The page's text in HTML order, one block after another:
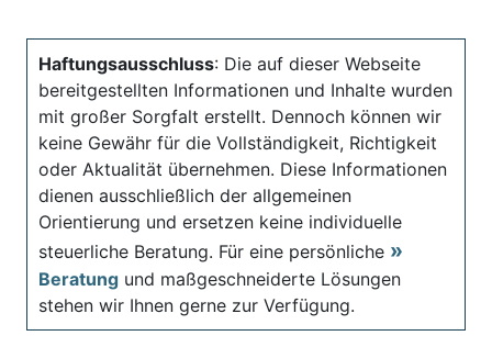
Haftungsausschluss: Die auf dieser Webseite
bereitgestellten Informationen und Inhalte wurden
mit großer Sorgfalt erstellt. Dennoch können wir
keine Gewähr für die Vollständigkeit, Richtigkeit
oder Aktualität übernehmen. Diese Informationen
dienen ausschließlich der allgemeinen
Orientierung und ersetzen keine individuelle
steuerliche Beratung. Für eine persönliche
Beratung und maßgeschneiderte Lösungen
stehen wir Ihnen gerne zur Verfügung.